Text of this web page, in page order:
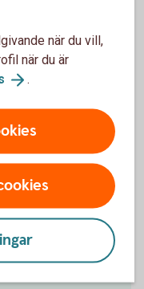
handel
när du vill,
när du är
.